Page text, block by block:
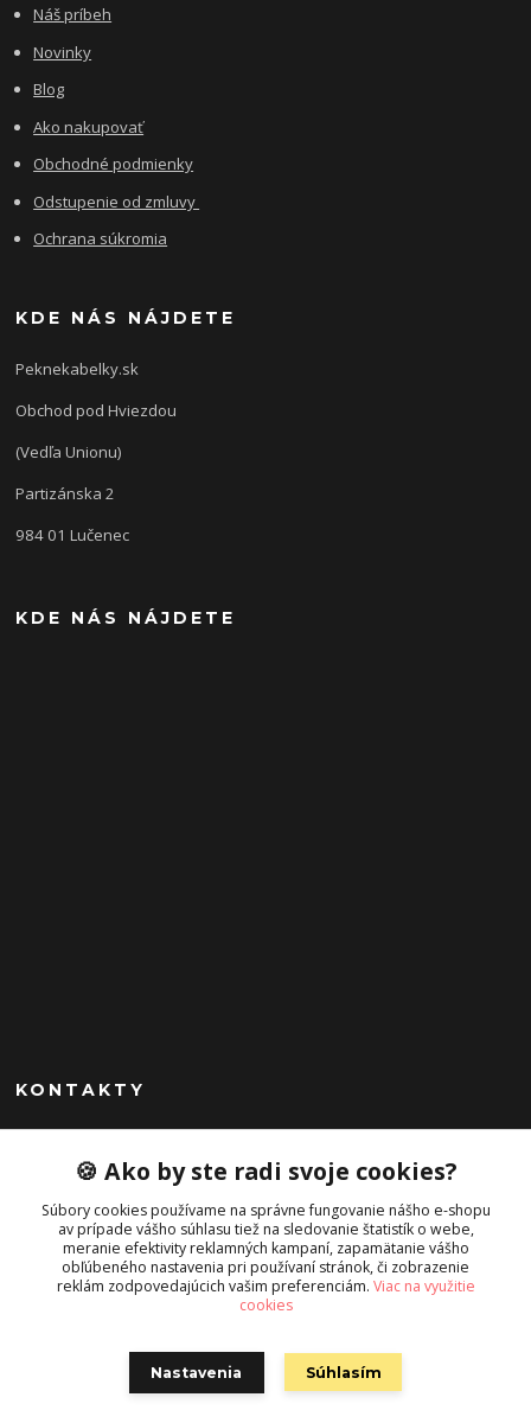
Náš príbeh
Novinky
Blog
Ako nakupovať
Obchodné podmienky
Odstupenie od zmluvy
Ochrana súkromia
KDE NÁS NÁJDETE
Peknekabelky.sk
Obchod pod Hviezdou
(Vedľa Unionu)
Partizánska 2
984 01 Lučenec
KDE NÁS NÁJDETE
KONTAKTY
Peknekabelky.sk
+421 949747302
Po-Pia 10-16
info@peknekabelky.sk
🍪 Ako by ste radi svoje cookies?
Súbory cookies používame na správne fungovanie nášho e-shopu
av prípade vášho súhlasu tiež na sledovanie štatistík o webe,
meranie efektivity reklamných kampaní, zapamätanie vášho
obľúbeného nastavenia pri používaní stránok, či zobrazenie
reklám zodpovedajúcich vašim preferenciám. Viac na využitie
cookies
Nastavenia Súhlasím